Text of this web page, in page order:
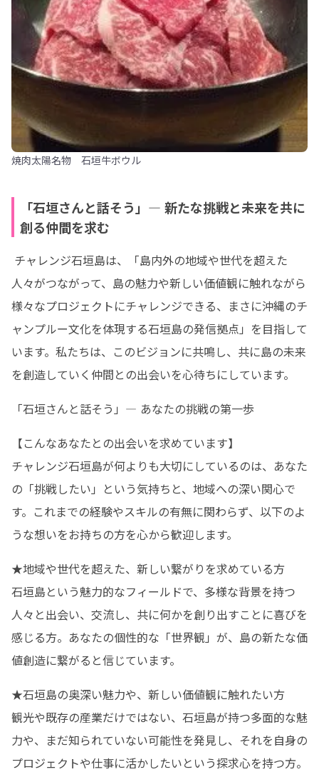
焼肉太陽名物 石垣牛ボウル
「石垣さんと話そう」— 新たな挑戦と未来を共に
創る仲間を求む
人々がつながって、島の魅力や新しい価値観に触れながら
様々なプロジェクトにチャレンジできる、まさに沖縄のチ
ャンプルー文化を体現する石垣島の発信拠点」を目指して
います。私たちは、このビジョンに共鳴し、共に島の未来
を創造していく仲間との出会いを心待ちにしています。
「石垣さんと話そう」— あなたの挑戦の第一歩
【こんなあなたとの出会いを求めています】
チャレンジ石垣島が何よりも大切にしているのは、あなた
の「挑戦したい」という気持ちと、地域への深い関心で
す。これまでの経験やスキルの有無に関わらず、以下のよ
うな想いをお持ちの方を心から歓迎します。
★地域や世代を超えた、新しい繋がりを求めている方
石垣島という魅力的なフィールドで、多様な背景を持つ
人々と出会い、交流し、共に何かを創り出すことに喜びを
感じる方。あなたの個性的な「世界観」が、島の新たな価
値創造に繋がると信じています。
★石垣島の奥深い魅力や、新しい価値観に触れたい方
観光や既存の産業だけではない、石垣島が持つ多面的な魅
力や、まだ知られていない可能性を発見し、それを自身の
プロジェクトや仕事に活かしたいという探求心を持つ方。